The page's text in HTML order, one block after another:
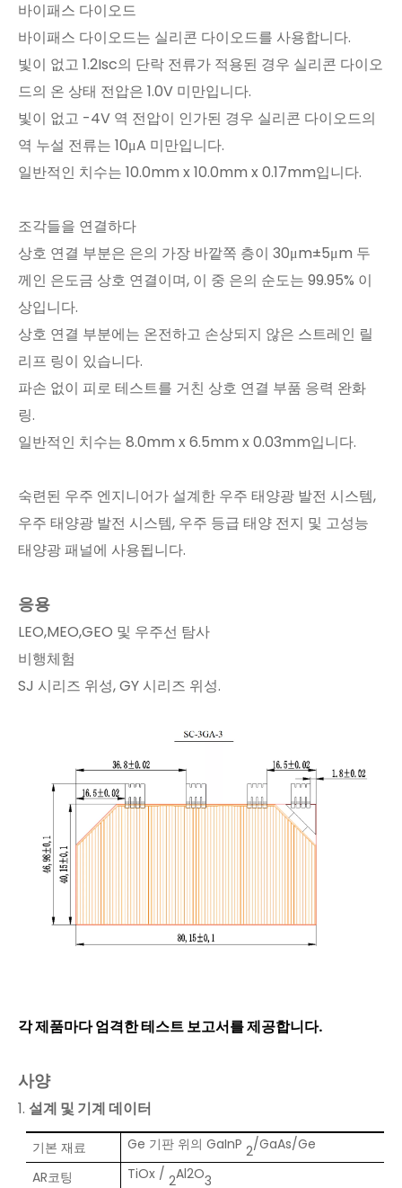
바이패스 다이오드
바이패스 다이오드는 실리콘 다이오드를 사용합니다.
빛이 없고 1.2Isc의 단락 전류가 적용된 경우 실리콘 다이오
드의 온 상태 전압은 1.0V 미만입니다.
빛이 없고 -4V 역 전압이 인가된 경우 실리콘 다이오드의
역 누설 전류는 10μA 미만입니다.
일반적인 치수는 10.0mm x 10.0mm x 0.17mm입니다.
조각들을 연결하다
상호 연결 부분은 은의 가장 바깥쪽 층이 30μm±5μm 두
께인 은도금 상호 연결이며, 이 중 은의 순도는 99.95% 이
상입니다.
상호 연결 부분에는 온전하고 손상되지 않은 스트레인 릴
리프 링이 있습니다.
파손 없이 피로 테스트를 거친 상호 연결 부품 응력 완화
링.
일반적인 치수는 8.0mm x 6.5mm x 0.03mm입니다.
숙련된 우주 엔지니어가 설계한 우주 태양광 발전 시스템,
우주 태양광 발전 시스템, 우주 등급 태양 전지 및 고성능
태양광 패널에 사용됩니다.
응용
LEO,MEO,GEO 및 우주선 탐사
비행체험
SJ 시리즈 위성, GY 시리즈 위성.
각 제품마다 엄격한 테스트 보고서를 제공합니다.
사양
1. 설계 및 기계 데이터
기본 재료 Ge 기판 위의 GaInP 2/GaAs/Ge
AR코팅
TiOx / 2Al2O3